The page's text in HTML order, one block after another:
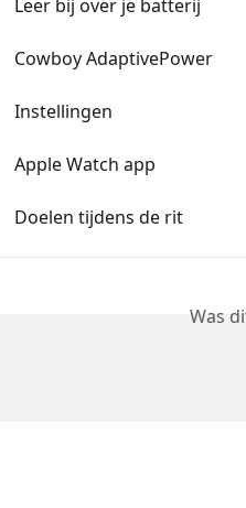
Leer bij over je batterij
Cowboy AdaptivePower
Instellingen
Apple Watch app
Doelen tijdens de rit
Was